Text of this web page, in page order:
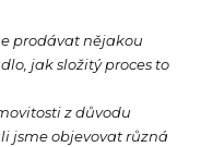
prodávat nějakou
jak složitý proces to
z důvodu
jsme objevovat různá